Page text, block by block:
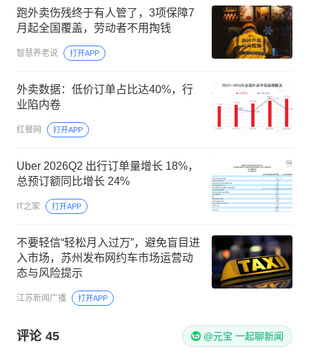
跑外卖伤残终于有人管了，3项保障7
月起全国覆盖，劳动者不用掏钱
智慧养老说 打开APP
外卖数据：低价订单占比达40%，行
业陷内卷
红餐网 打开APP
Uber 2026Q2 出行订单量增长 18%，
总预订额同比增长 24%
IT之家 打开APP
不要轻信“轻松月入过万”，避免盲目进
入市场，苏州发布网约车市场运营动
态与风险提示
江苏新闻广播 打开APP
评论 45 @元宝 一起聊新闻